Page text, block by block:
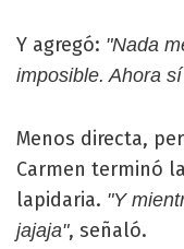
Y agregó: "Nada
imposible. Ahora
Menos directa,
Carmen terminó
lapidaria. "Y
jajaja", señaló.